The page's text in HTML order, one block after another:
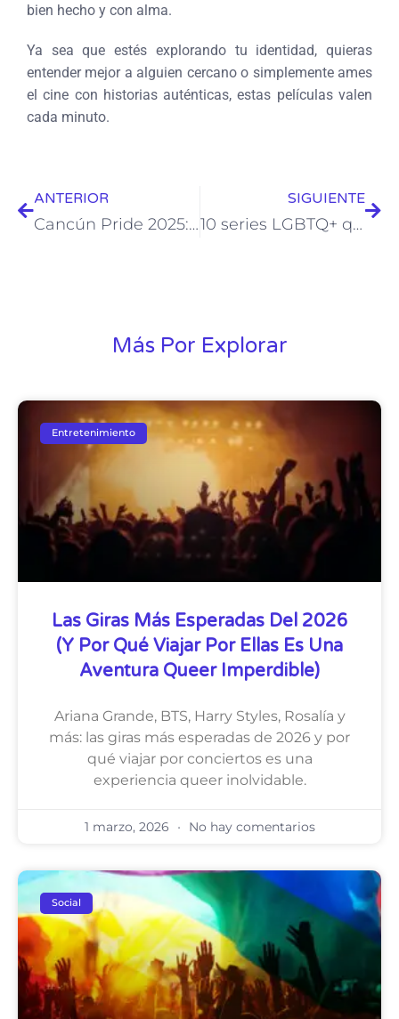
bien hecho y con alma.
Ya sea que estés explorando tu identidad, quieras
entender mejor a alguien cercano o simplemente ames
el cine con historias auténticas, estas películas valen
cada minuto.
ANTERIOR
Cancún Pride 2025: Amor, visibilidad y mucha fiesta en el paraíso
SIGUIENTE
10 series LGBTQ+ que tienes que ver este mes del Pride
Más Por Explorar
Entretenimiento
Las Giras Más Esperadas Del 2026
(y Por Qué Viajar Por Ellas Es Una
Aventura Queer Imperdible)
Ariana Grande, BTS, Harry Styles, Rosalía y
más: las giras más esperadas de 2026 y por
qué viajar por conciertos es una
experiencia queer inolvidable.
1 marzo, 2026 No hay comentarios
Social